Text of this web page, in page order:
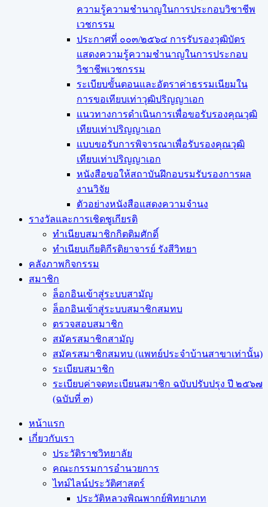
ความรู้ความชำนาญในการประกอบวิชาชีพ
เวชกรรม
ประกาศที่ ๐๐๓/๒๕๖๔ การรับรองวุฒิบัตร
แสดงความรู้ความชำนาญในการประกอบ
วิชาชีพเวชกรรม
ระเบียบขั้นตอนและอัตราค่าธรรมเนียมใน
การขอเทียบเท่าวุฒิปริญญาเอก
แนวทางการดำเนินการเพื่อขอรับรองคุณวุฒิ
เทียบเท่าปริญญาเอก
แบบขอรับการพิจารณาเพื่อรับรองคุณวุฒิ
เทียบเท่าปริญญาเอก
หนังสือขอให้สถาบันฝึกอบรมรับรองการผล
งานวิจัย
ตัวอย่างหนังสือแสดงความจำนง
รางวัลและการเชิดชูเกียรติ
ทำเนียบสมาชิกกิตติมศักดิ์
ทำเนียบเกียติกีรติยาจารย์ รังสีวิทยา
คลังภาพกิจกรรม
สมาชิก
ล็อกอินเข้าสู่ระบบสามัญ
ล็อกอินเข้าสู่ระบบสมาชิกสมทบ
ตรวจสอบสมาชิก
สมัครสมาชิกสามัญ
สมัครสมาชิกสมทบ (แพทย์ประจำบ้านสาขาเท่านั้น)
ระเบียบสมาชิก
ระเบียบค่าจดทะเบียนสมาชิก ฉบับปรับปรุง ปี ๒๕๖๗
(ฉบับที่ ๓)
หน้าแรก
เกี่ยวกับเรา
ประวัติราชวิทยาลัย
คณะกรรมการอำนวยการ
ไทม์ไลน์ประวัติศาสตร์
ประวัติหลวงพิณพากย์พิทยาเภท